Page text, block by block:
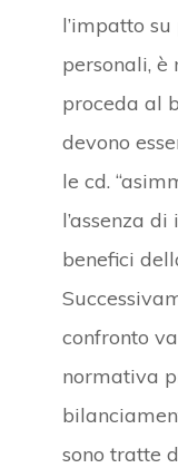
l’impatto
personali, è
proceda al
devono
le cd.
l’assenza
benefici
confronto
normativa
sono tratte